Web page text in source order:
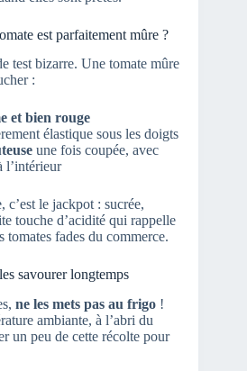
est parfaitement mûre ?
test bizarre. Une tomate mûre
:
et bien rouge
élastique sous les doigts
une fois coupée, avec
l’intérieur
c’est le jackpot : sucrée,
touche d’acidité qui rappelle
tomates fades du commerce.
savourer longtemps
ne les mets pas au frigo !
ambiante, à l’abri du
un peu de cette récolte pour